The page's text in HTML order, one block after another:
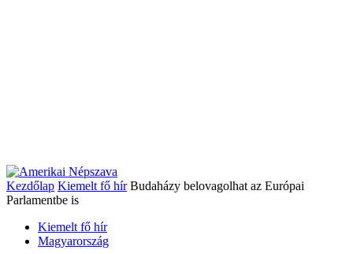
Kezdőlap Kiemelt fő hír Budaházy belovagolhat az Európai
Parlamentbe is
Kiemelt fő hír
Magyarország